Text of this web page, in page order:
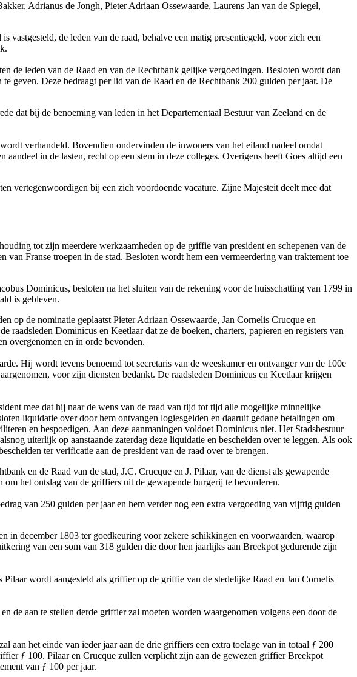
Adrianus de Jongh, Pieter Adriaan Ossewaarde, Laurens Jan van de Spiegel,
vastgesteld, de leden van de raad, behalve een matig presentiegeld, voor zich een
de leden van de Raad en van de Rechtbank gelijke vergoedingen. Besloten wordt dan
geven. Deze bedraagt per lid van de Raad en de Rechtbank 200 gulden per jaar. De
dat bij de benoeming van leden in het Departementaal Bestuur van Zeeland en de
verhandeld. Bovendien ondervinden de inwoners van het eiland nadeel omdat
in de lasten, recht op een stem in deze colleges. Overigens heeft Goes altijd een
vertegenwoordigen bij een zich voordoende vacature. Zijne Majesteit deelt mee dat
tot zijn meerdere werkzaamheden op de griffie van president en schepenen van de
Franse troepen in de stad. Besloten wordt hem een vermeerdering van traktement toe
Dominicus, besloten na het sluiten van de rekening voor de huisschatting van 1799 in
is gebleven.
op de nominatie geplaatst Pieter Adriaan Ossewaarde, Jan Cornelis Crucque en
raadsleden Dominicus en Keetlaar dat ze de boeken, charters, papieren en registers van
overgenomen en in orde bevonden.
Hij wordt tevens benoemd tot secretaris van de weeskamer en ontvanger van de 100e
voor zijn diensten bedankt. De raadsleden Dominicus en Keetlaar krijgen
mee dat hij naar de wens van de raad van tijd tot tijd alle mogelijke minnelijke
liquidatie over door hem ontvangen logiesgelden en daaruit gedane betalingen om
en bespoedigen. Aan deze aanmaningen voldoet Dominicus niet. Het Stadsbestuur
uiterlijk op aanstaande zaterdag deze liquidatie en bescheiden over te leggen. Als ook
ter verificatie aan de president van de raad over te brengen.
en de Raad van de stad, J.C. Crucque en J. Pilaar, van de dienst als gewapende
het ontslag van de griffiers uit de gewapende burgerij te bevorderen.
van 250 gulden per jaar en hem verder nog een extra vergoeding van vijftig gulden
in december 1803 ter goedkeuring voor zekere schikkingen en voorwaarden, waarop
van een som van 318 gulden die door hen jaarlijks aan Breekpot gedurende zijn
wordt aangesteld als griffier op de griffie van de stedelijke Raad en Jan Cornelis
de aan te stellen derde griffier zal moeten worden waargenomen volgens een door de
het einde van ieder jaar aan de drie griffiers een extra toelage van in totaal ƒ 200
ƒ 100. Pilaar en Crucque zullen verplicht zijn aan de gewezen griffier Breekpot
van ƒ 100 per jaar.